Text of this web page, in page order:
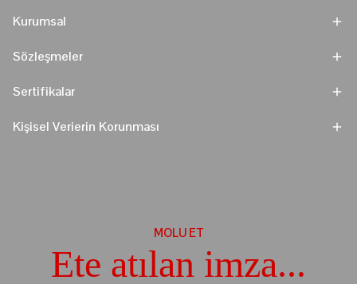
Kurumsal
Sözleşmeler
Sertifikalar
Kişisel Verierin Korunması
MOLU ET
Ete atılan imza...